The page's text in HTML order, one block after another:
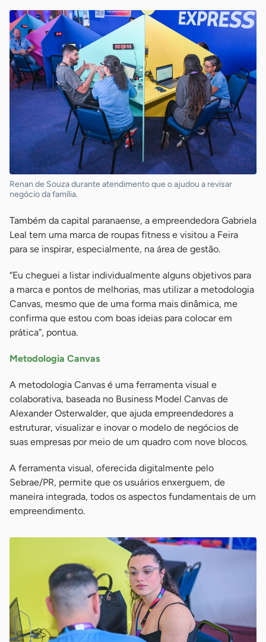
Renan de Souza durante atendimento que o ajudou a revisar
negócio da família.
Também da capital paranaense, a empreendedora Gabriela
Leal tem uma marca de roupas fitness e visitou a Feira
para se inspirar, especialmente, na área de gestão.
“Eu cheguei a listar individualmente alguns objetivos para
a marca e pontos de melhorias, mas utilizar a metodologia
Canvas, mesmo que de uma forma mais dinâmica, me
confirma que estou com boas ideias para colocar em
prática”, pontua.
Metodologia Canvas
A metodologia Canvas é uma ferramenta visual e
colaborativa, baseada no Business Model Canvas de
Alexander Osterwalder, que ajuda empreendedores a
estruturar, visualizar e inovar o modelo de negócios de
suas empresas por meio de um quadro com nove blocos.
A ferramenta visual, oferecida digitalmente pelo
Sebrae/PR, permite que os usuários enxerguem, de
maneira integrada, todos os aspectos fundamentais de um
empreendimento.